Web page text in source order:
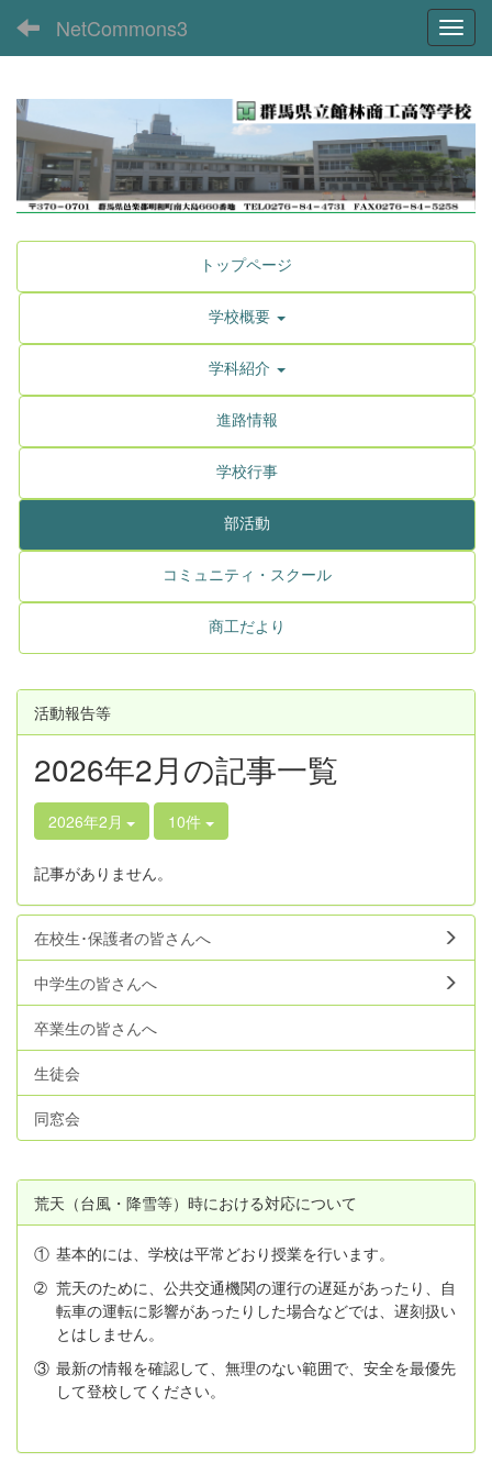
NetCommons3
トップページ
学校概要
学科紹介
進路情報
学校行事
部活動
コミュニティ・スクール
商工だより
活動報告等
2026年2月の記事一覧
2026年2月 10件
記事がありません。
在校生･保護者の皆さんへ
中学生の皆さんへ
卒業生の皆さんへ
生徒会
同窓会
荒天（台風・降雪等）時における対応について
① 基本的には、学校は平常どおり授業を行います。
➁ 荒天のために、公共交通機関の運行の遅延があったり、自
転車の運転に影響があったりした場合などでは、遅刻扱い
とはしません。
③ 最新の情報を確認して、無理のない範囲で、安全を最優先
して登校してください。